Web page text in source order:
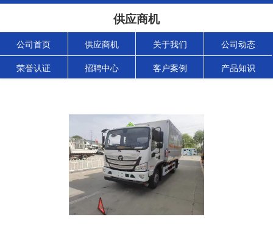
供应商机
公司首页 供应商机 关于我们 公司动态
荣誉认证 招聘中心 客户案例 产品知识